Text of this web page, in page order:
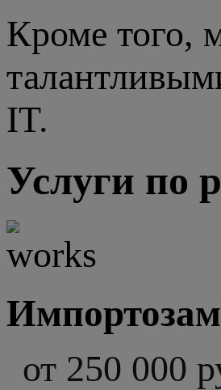
Кроме того,
IT.
Услуги по
от 250 000